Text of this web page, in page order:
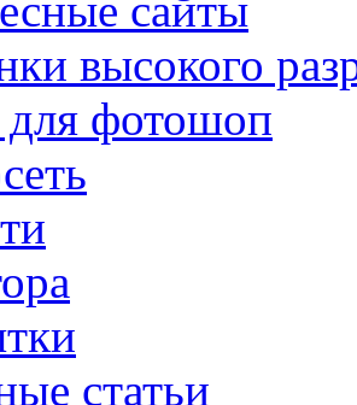
высокого
фотошоп
статьи